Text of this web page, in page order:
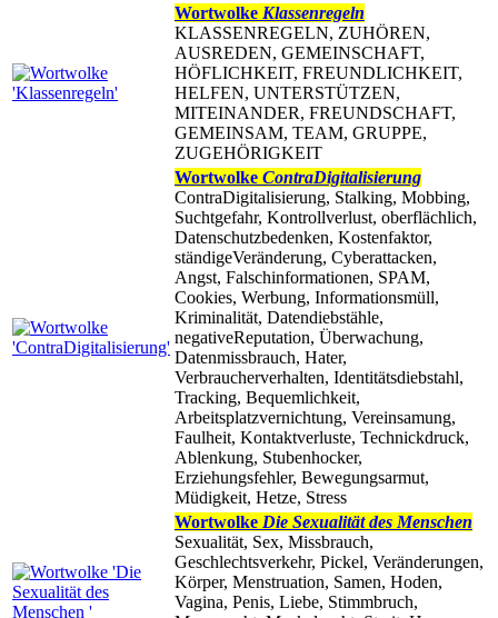
Wortwolke Klassenregeln
KLASSENREGELN, ZUHÖREN,
AUSREDEN, GEMEINSCHAFT,
HÖFLICHKEIT, FREUNDLICHKEIT,
HELFEN, UNTERSTÜTZEN,
MITEINANDER, FREUNDSCHAFT,
GEMEINSAM, TEAM, GRUPPE,
ZUGEHÖRIGKEIT
Wortwolke ContraDigitalisierung
ContraDigitalisierung, Stalking, Mobbing,
Suchtgefahr, Kontrollverlust, oberflächlich,
Datenschutzbedenken, Kostenfaktor,
ständigeVeränderung, Cyberattacken,
Angst, Falschinformationen, SPAM,
Cookies, Werbung, Informationsmüll,
Kriminalität, Datendiebstähle,
negativeReputation, Überwachung,
Datenmissbrauch, Hater,
Verbraucherverhalten, Identitätsdiebstahl,
Tracking, Bequemlichkeit,
Arbeitsplatzvernichtung, Vereinsamung,
Faulheit, Kontaktverluste, Technickdruck,
Ablenkung, Stubenhocker,
Erziehungsfehler, Bewegungsarmut,
Müdigkeit, Hetze, Stress
Wortwolke Die Sexualität des Menschen
Sexualität, Sex, Missbrauch,
Geschlechtsverkehr, Pickel, Veränderungen,
Körper, Menstruation, Samen, Hoden,
Vagina, Penis, Liebe, Stimmbruch,